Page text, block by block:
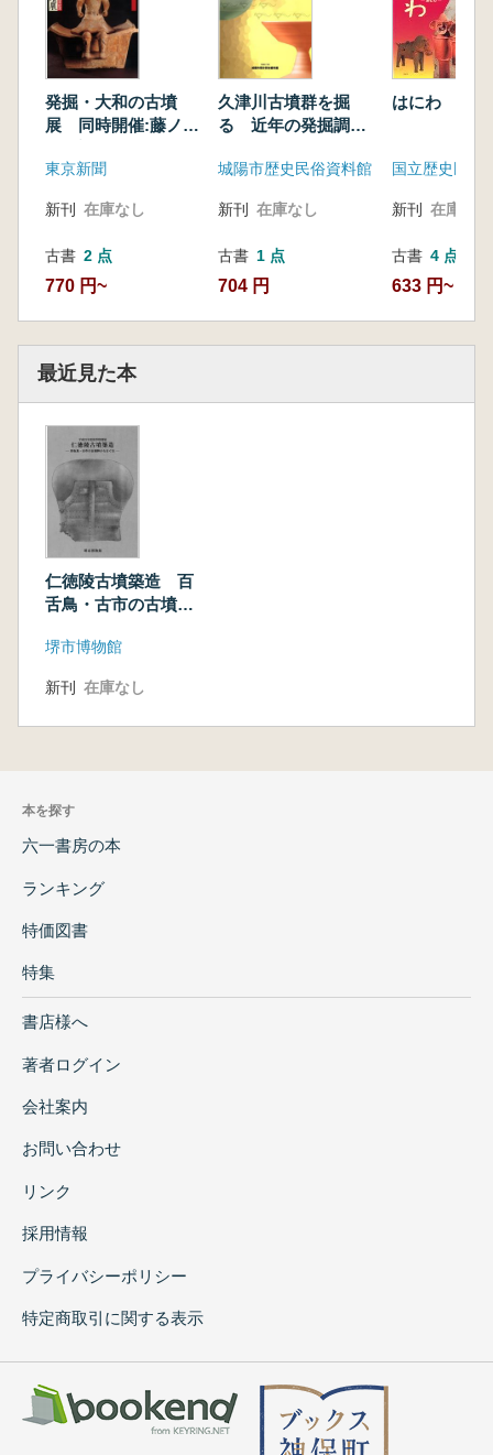
2 アリ山古墳の発掘
3 北施設の鉄製武器の副葬
4 北施設下層の鉄製農具・工具類
5 アリ山古墳の鉄器群がもつ重要性
展示品目録
発掘・大和の古墳
展 同時開催:藤ノ木
東京新聞
新刊 在庫なし
古書 2 点
770 円~
久津川古墳群を掘
る 近年の発掘調査
城陽市歴史民俗資料館
新刊 在庫なし
古書 1 点
704 円
はにわ 形と
新刊 在庫なし
古書 4 点
633 円~
最近見た本
仁徳陵古墳築造 百
舌鳥・古市の古墳群
堺市博物館
新刊 在庫なし
本を探す
六一書房の本
ランキング
特価図書
特集
書店様へ
著者ログイン
会社案内
お問い合わせ
リンク
採用情報
プライバシーポリシー
特定商取引に関する表示